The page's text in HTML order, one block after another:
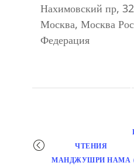
Нахимовский пр, 32
Москва, Москва
Федерация
навигация
ЧТЕНИЯ
МАНДЖУШРИ НАМА